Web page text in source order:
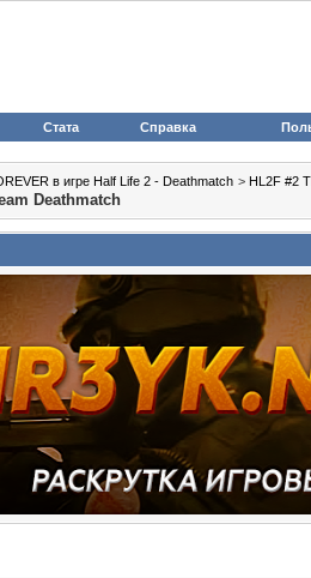
Стата Справка
в игре Half Life 2 - Deathmatch > HL2F #2
Deathmatch